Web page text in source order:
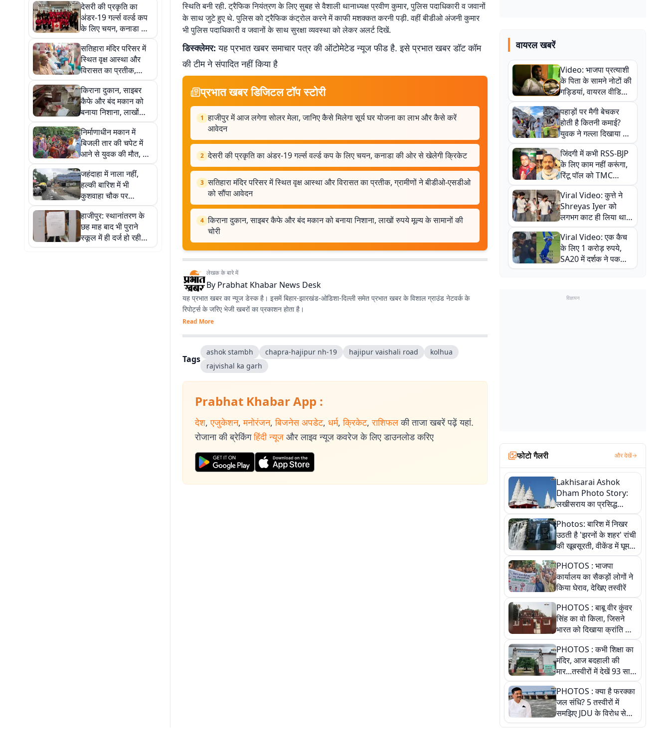
देसरी की प्रकृति का
अंडर-19 गर्ल्स वर्ल्ड कप
के लिए चयन, कनाडा की
ओर से खेलेगी क्रिकेट
सतिहारा मंदिर परिसर में
स्थित वृक्ष आस्था और
विरासत का प्रतीक,
ग्रामीणों ने बीडीओ-
एसडीओ को सौंपा आवेदन
किराना दुकान, साइबर
कैफे और बंद मकान को
बनाया निशाना, लाखों
रुपये मूल्य के सामानों की
चोरी
निर्माणाधीन मकान में
बिजली तार की चपेट में
आने से युवक की मौत, दो
बच्चों के सिर से उठा पिता
का साया
जहंदाहा में नाला नहीं,
हल्की बारिश में भी
कुशवाहा चौक पर
जलजमाव, राहगीरों की
बढ़ी परेशानी
हाजीपुर: स्थानांतरण के
छह माह बाद भी पुराने
स्कूल में ही दर्ज हो रही
उपस्थिति, वेतन का
स्थिति बनी रही. ट्रैफिक नियंत्रण के लिए सुबह से वैशाली थानाध्यक्ष प्रवीण कुमार, पुलिस पदाधिकारी व जवानों
के साथ जुटे हुए थे. पुलिस को ट्रैफिक कंट्रोल करने में काफी मशक्कत करनी पड़ी. वहीं बीडीओ अंजनी कुमार
भी पुलिस पदाधिकारी व जवानों के साथ सुरक्षा व्यवस्था को लेकर अलर्ट दिखें.
डिस्क्लेमर: यह प्रभात खबर समाचार पत्र की ऑटोमेटेड न्यूज फीड है. इसे प्रभात खबर डॉट कॉम
की टीम ने संपादित नहीं किया है
प्रभात खबर डिजिटल टॉप स्टोरी
1 हाजीपुर में आज लगेगा सोलर मेला, जानिए कैसे मिलेगा सूर्य घर योजना का लाभ और कैसे करें
आवेदन
2 देसरी की प्रकृति का अंडर-19 गर्ल्स वर्ल्ड कप के लिए चयन, कनाडा की ओर से खेलेगी क्रिकेट
3 सतिहारा मंदिर परिसर में स्थित वृक्ष आस्था और विरासत का प्रतीक, ग्रामीणों ने बीडीओ-एसडीओ
को सौंपा आवेदन
4 किराना दुकान, साइबर कैफे और बंद मकान को बनाया निशाना, लाखों रुपये मूल्य के सामानों की
चोरी
लेखक के बारे में
By Prabhat Khabar News Desk
यह प्रभात खबर का न्यूज डेस्क है। इसमें बिहार-झारखंड-ओडिशा-दिल्‍ली समेत प्रभात खबर के विशाल ग्राउंड नेटवर्क के
रिपोर्ट्स के जरिए भेजी खबरों का प्रकाशन होता है।
Read More
Tags
ashok stambh chapra-hajipur nh-19 hajipur vaishali road
kolhua
rajvishal ka garh
Prabhat Khabar App :
देश, एजुकेशन, मनोरंजन, बिजनेस अपडेट, धर्म, क्रिकेट, राशिफल की ताजा खबरें पढ़ें यहां.
रोजाना की ब्रेकिंग हिंदी न्यूज और लाइव न्यूज कवरेज के लिए डाउनलोड करिए
वायरल खबरें
Video: भाजपा प्रत्याशी
के पिता के सामने नोटों की
गड्डियां, वायरल वीडियो
से राजनीति में उबाल,
अजित महतो बोले- TMC
की गंदी चाल
पहाड़ों पर मैगी बेचकर
होती है कितनी कमाई?
युवक ने गल्ला दिखाया तो
नौकरी वालों के खड़े हो गए
कान
जिंदगी में कभी RSS-BJP
के लिए काम नहीं करूंगा,
रिंटू पॉल को TMC
ऑफिस में ले जाकर पीटा,
Video वायरल
Viral Video: कुत्ते ने
Shreyas Iyer को
लगभग काट ही लिया था,
न्यूजीलैंड सीरीज से पहले
बाल-बाल बचे
Viral Video: एक कैच
के लिए 1 करोड़ रुपये,
SA20 में दर्शक ने पकड़ा
एक हाथ से गजब का कैच
विज्ञापन
फोटो गैलरी और देखें
Lakhisarai Ashok
Dham Photo Story:
लखीसराय का प्रसिद्ध
अशोक धाम—आस्था,
श्रृंगार, अनुष्ठान और
अलौकिक संध्या आरती के
विहंगम दृश्य
Photos: बारिश में निखर
उठती है 'झरनों के शहर' रांची
की खूबसूरती, वीकेंड में घूम
आएं ये 5 वादियां
PHOTOS : भाजपा
कार्यालय का सैकड़ों लोगों ने
किया घेराव, देखिए तस्वीरें
PHOTOS : बाबू वीर कुंवर
सिंह का वो किला, जिसने
भारत को दिखाया क्रांति का
रास्ता: तस्वीरों में देखिए
PHOTOS : कभी शिक्षा का
मंदिर, आज बदहाली की
मार...तस्वीरों में देखें 93 साल
पुराने इस हाई स्कूल की
हकीकत
PHOTOS : क्या है फरक्का
जल संधि? 5 तस्वीरों में
समझिए JDU के विरोध से
लेकर बिहार पर असर तक